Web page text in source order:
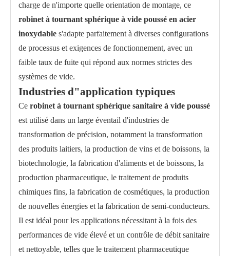
charge de n'importe quelle orientation de montage, ce
robinet à tournant sphérique à vide poussé en acier
inoxydable s'adapte parfaitement à diverses configurations
de processus et exigences de fonctionnement, avec un
faible taux de fuite qui répond aux normes strictes des
systèmes de vide.
Industries d"application typiques
Ce robinet à tournant sphérique sanitaire à vide poussé
est utilisé dans un large éventail d'industries de
transformation de précision, notamment la transformation
des produits laitiers, la production de vins et de boissons, la
biotechnologie, la fabrication d'aliments et de boissons, la
production pharmaceutique, le traitement de produits
chimiques fins, la fabrication de cosmétiques, la production
de nouvelles énergies et la fabrication de semi-conducteurs.
Il est idéal pour les applications nécessitant à la fois des
performances de vide élevé et un contrôle de débit sanitaire
et nettoyable, telles que le traitement pharmaceutique